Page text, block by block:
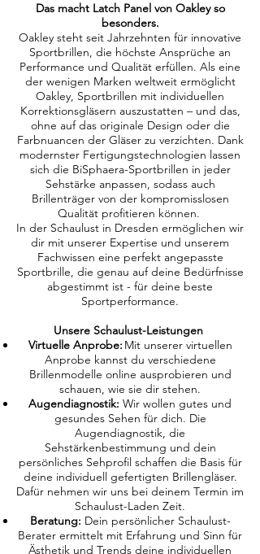
Das macht Latch Panel von Oakley so
besonders.
Oakley steht seit Jahrzehnten für innovative
Sportbrillen, die höchste Ansprüche an
Performance und Qualität erfüllen. Als eine
der wenigen Marken weltweit ermöglicht
Oakley, Sportbrillen mit individuellen
Korrektionsgläsern auszustatten – und das,
ohne auf das originale Design oder die
Farbnuancen der Gläser zu verzichten. Dank
modernster Fertigungstechnologien lassen
sich die BiSphaera-Sportbrillen in jeder
Sehstärke anpassen, sodass auch
Brillenträger von der kompromisslosen
Qualität profitieren können.
In der Schaulust in Dresden ermöglichen wir
dir mit unserer Expertise und unserem
Fachwissen eine perfekt angepasste
Sportbrille, die genau auf deine Bedürfnisse
abgestimmt ist - für deine beste
Sportperformance.
Unsere Schaulust-Leistungen
Virtuelle Anprobe: Mit unserer virtuellen
Anprobe kannst du verschiedene
Brillenmodelle online ausprobieren und
schauen, wie sie dir stehen.
Augendiagnostik: Wir wollen gutes und
gesundes Sehen für dich. Die
Augendiagnostik, die
Sehstärkenbestimmung und dein
persönliches Sehprofil schaffen die Basis für
deine individuell gefertigten Brillengläser.
Dafür nehmen wir uns bei deinem Termin im
Schaulust-Laden Zeit.
Beratung: Dein persönlicher Schaulust-
Berater ermittelt mit Erfahrung und Sinn für
Ästhetik und Trends deine individuellen